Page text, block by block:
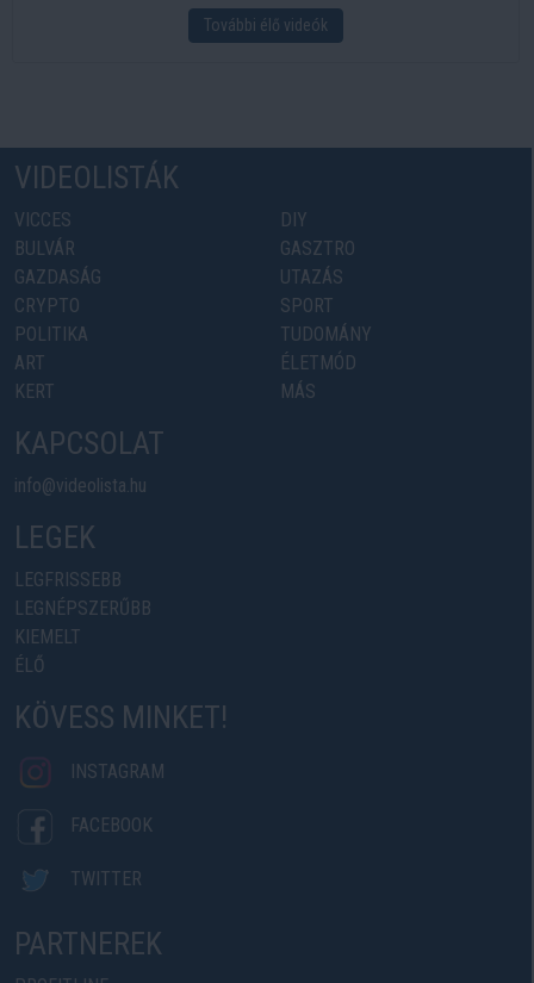
További élő videók
VIDEOLISTÁK
VICCES
BULVÁR
GAZDASÁG
CRYPTO
POLITIKA
ART
KERT
DIY
GASZTRO
UTAZÁS
SPORT
TUDOMÁNY
ÉLETMÓD
MÁS
KAPCSOLAT
info@videolista.hu
LEGEK
LEGFRISSEBB
LEGNÉPSZERŰBB
KIEMELT
ÉLŐ
KÖVESS MINKET!
INSTAGRAM
FACEBOOK
TWITTER
PARTNEREK